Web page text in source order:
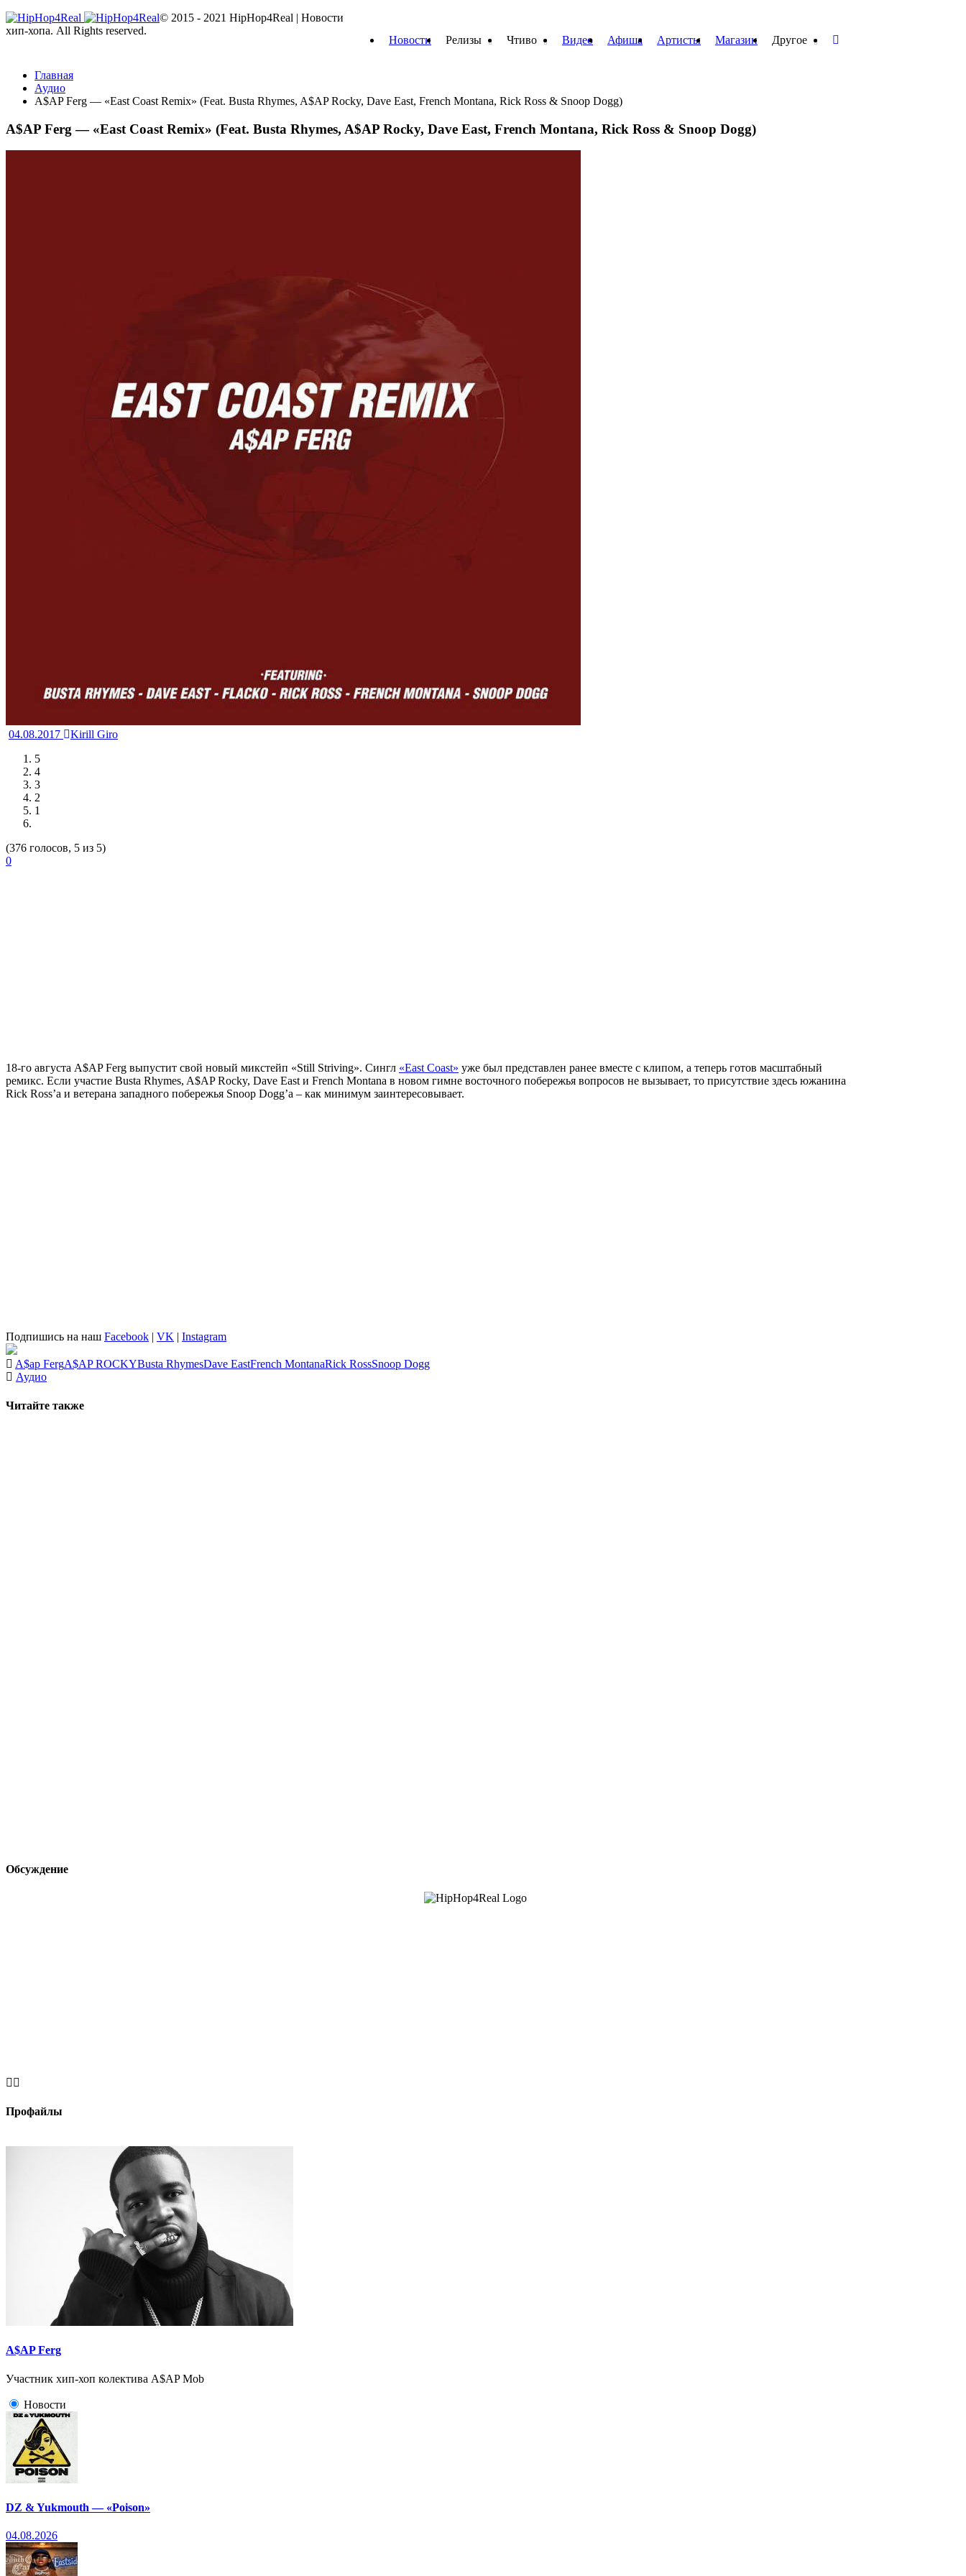
Новости Релизы Чтиво Видео Афиша Артисты Магазин Другое
Главная
Аудио
A$AP Ferg — «East Coast Remix» (Feat. Busta Rhymes, A$AP Rocky, Dave East, French Montana, Rick Ross & Snoop Dogg)
A$AP Ferg — «East Coast Remix» (Feat. Busta Rhymes, A$AP Rocky, Dave East, French Montana, Rick Ross & Snoop Dogg)
04.08.2017
Kirill Giro
5
4
3
2
1
(376 голосов, 5 из 5)
0
18-го августа A$AP Ferg выпустит свой новый микстейп «Still Striving». Сингл «East Coast» уже был представлен ранее вместе с клипом, а теперь готов масштабный
ремикс. Если участие Busta Rhymes, A$AP Rocky, Dave East и French Montana в новом гимне восточного побережья вопросов не вызывает, то присутствие здесь южанина
Rick Ross’a и ветерана западного побережья Snoop Dogg’a – как минимум заинтересовывает.
Подпишись на наш Facebook | VK | Instagram
A$ap FergA$AP ROCKYBusta RhymesDave EastFrench MontanaRick RossSnoop Dogg
Аудио
Читайте также
Обсуждение
 
Профайлы
A$AP Ferg
Участник хип-хоп колектива A$AP Mob
Новости
DZ & Yukmouth — «Poison»
04.08.2026
© 2015 - 2021 HipHop4Real | Новости
хип-хопа. All Rights reserved.